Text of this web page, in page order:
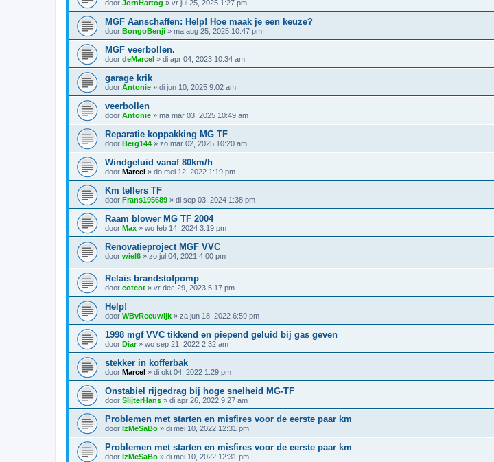
door JornHartog » vr jul 25, 2025 1:27 pm
MGF Aanschaffen: Help! Hoe maak je een keuze?
door BongoBenji » ma aug 25, 2025 10:47 pm
MGF veerbollen.
door deMarcel » di apr 04, 2023 10:34 am
garage krik
door Antonie » di jun 10, 2025 9:02 am
veerbollen
door Antonie » ma mar 03, 2025 10:49 am
Reparatie koppakking MG TF
door Berg144 » zo mar 02, 2025 10:20 am
Windgeluid vanaf 80km/h
door Marcel » do mei 12, 2022 1:19 pm
Km tellers TF
door Frans195689 » di sep 03, 2024 1:38 pm
Raam blower MG TF 2004
door Max » wo feb 14, 2024 3:19 pm
Renovatieproject MGF VVC
door wiel6 » zo jul 04, 2021 4:00 pm
Relais brandstofpomp
door cotcot » vr dec 29, 2023 5:17 pm
Help!
door WBvReeuwijk » za jun 18, 2022 6:59 pm
1998 mgf VVC tikkend en piepend geluid bij gas geven
door Diar» wo sep 21, 2022 2:32 am
stekker in kofferbak
door Marcel » di okt 04, 2022 1:29 pm
Onstabiel rijgedrag bij hoge snelheid MG-TF
door SlijterHans » di apr 26, 2022 9:27 am
Problemen met starten en misfires voor de eerste paar km
door IzMeSaBo » di mei 10, 2022 12:31 pm
Problemen met starten en misfires voor de eerste paar km
door IzMeSaBo » di mei 10, 2022 12:31 pm